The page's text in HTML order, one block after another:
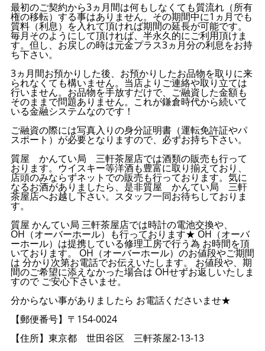
最初のご契約から3ヵ月間は何もしなくても質流れ（所有
権の移転）する事はありません。その期間中に1ヵ月でも
質料（利息）を入れて頂ければ期間の延長が可能です。
毎月そのようにして頂ければ、半永久的にご利用頂けま
す。但し、お戻しの時は元金プラス3ヵ月分の利息をお持
ち下さい。
3ヵ月間お預かりした後、お預かりしたお品物を取りに来
られなくても構いません。当店よりご連絡や取り立ては
行いません。お品物を手放すだけで、ご融資した金額も
そのままで問題ありません。これが鎌倉時代から続いて
いる金融システムなのです！
ご融資の際には写真入りの身分証明書（運転免許証やパ
スポート）が必要となりますので、必ずお持ち下さい。
質屋 かんてい局 三軒茶屋店では酒類の販売も行って
おります。ウイスキー等洋酒も豊富に取り揃えており、
店頭のみならずネットでの販売も行っております。気に
なるお酒がありましたら、是非質屋 かんてい局 三軒
茶屋店へお越し下さい。スタッフ一同お待ちしておりま
す。
質屋 かんてい局 三軒茶屋店では時計の電池交換や、
OH（オーバーホール）も行っております★ OH（オーバ
ーホール）は提携している修理工房で行う為 お時間を頂
いております。 OH（オーバーホール）のお値段やご期間
は 分かり次第お電話でお伝えいたします。 お値段や、期
間のご希望に添えなかった場合は OHせずお返しいたしま
すので ご安心下さいませ。
分からない事がありましたら お電話くださいませ★
【郵便番号】〒154-0024
【住所】東京都 世田谷区 三軒茶屋2-13-13